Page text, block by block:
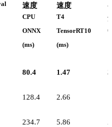
速度
CPU
ONNX
(ms)
速度
T4
TensorRT10
(ms)
80.4 1.47
128.4 2.66
234.7 5.86